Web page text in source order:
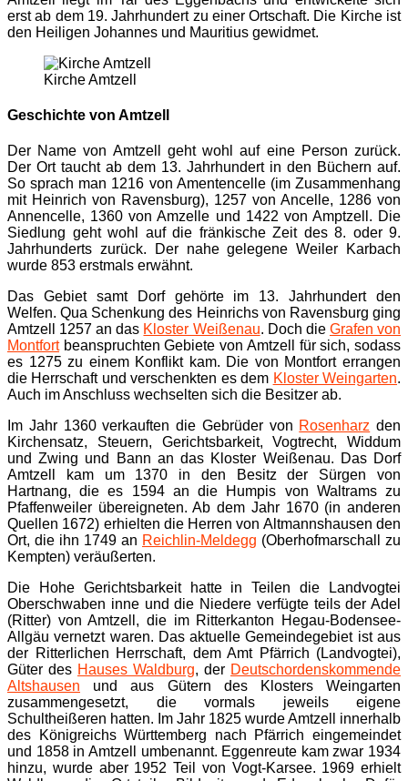
erst ab dem 19. Jahrhundert zu einer Ortschaft. Die Kirche ist
den Heiligen Johannes und Mauritius gewidmet.
Kirche Amtzell
Geschichte von Amtzell
Der Name von Amtzell geht wohl auf eine Person zurück.
Der Ort taucht ab dem 13. Jahrhundert in den Büchern auf.
So sprach man 1216 von Amentencelle (im Zusammenhang
mit Heinrich von Ravensburg), 1257 von Ancelle, 1286 von
Annencelle, 1360 von Amzelle und 1422 von Amptzell. Die
Siedlung geht wohl auf die fränkische Zeit des 8. oder 9.
Jahrhunderts zurück. Der nahe gelegene Weiler Karbach
wurde 853 erstmals erwähnt.
Das Gebiet samt Dorf gehörte im 13. Jahrhundert den
Welfen. Qua Schenkung des Heinrichs von Ravensburg ging
Amtzell 1257 an das Kloster Weißenau. Doch die Grafen von
Montfortbeanspruchten Gebiete von Amtzell für sich, sodass
es 1275 zu einem Konflikt kam. Die von Montfort errangen
die Herrschaft und verschenkten es dem Kloster Weingarten.
Auch im Anschluss wechselten sich die Besitzer ab.
Im Jahr 1360 verkauften die Gebrüder von Rosenharz den
Kirchensatz, Steuern, Gerichtsbarkeit, Vogtrecht, Widdum
und Zwing und Bann an das Kloster Weißenau. Das Dorf
Amtzell kam um 1370 in den Besitz der Sürgen von
Hartnang, die es 1594 an die Humpis von Waltrams zu
Pfaffenweiler übereigneten. Ab dem Jahr 1670 (in anderen
Quellen 1672) erhielten die Herren von Altmannshausen den
Ort, die ihn 1749 an Reichlin-Meldegg (Oberhofmarschall zu
Kempten) veräußerten.
Die Hohe Gerichtsbarkeit hatte in Teilen die Landvogtei
Oberschwaben inne und die Niedere verfügte teils der Adel
(Ritter) von Amtzell, die im Ritterkanton Hegau-Bodensee-
Allgäu vernetzt waren. Das aktuelle Gemeindegebiet ist aus
der Ritterlichen Herrschaft, dem Amt Pfärrich (Landvogtei),
Güter des Hauses Waldburg, der Deutschordenskommende
Altshausen und aus Gütern des Klosters Weingarten
zusammengesetzt, die vormals jeweils eigene
Schultheißeren hatten. Im Jahr 1825 wurde Amtzell innerhalb
des Königreichs Württemberg nach Pfärrich eingemeindet
und 1858 in Amtzell umbenannt. Eggenreute kam zwar 1934
hinzu, wurde aber 1952 Teil von Vogt-Karsee. 1969 erhielt